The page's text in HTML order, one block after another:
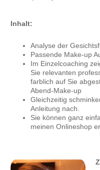
Inhalt:
Analyse der
Passende Make-up
Im Einzelcoaching
Sie relevanten
farblich auf Sie
Abend-Make-up
Gleichzeitig
Anleitung nach.
Sie können ganz
meinen Onlineshop